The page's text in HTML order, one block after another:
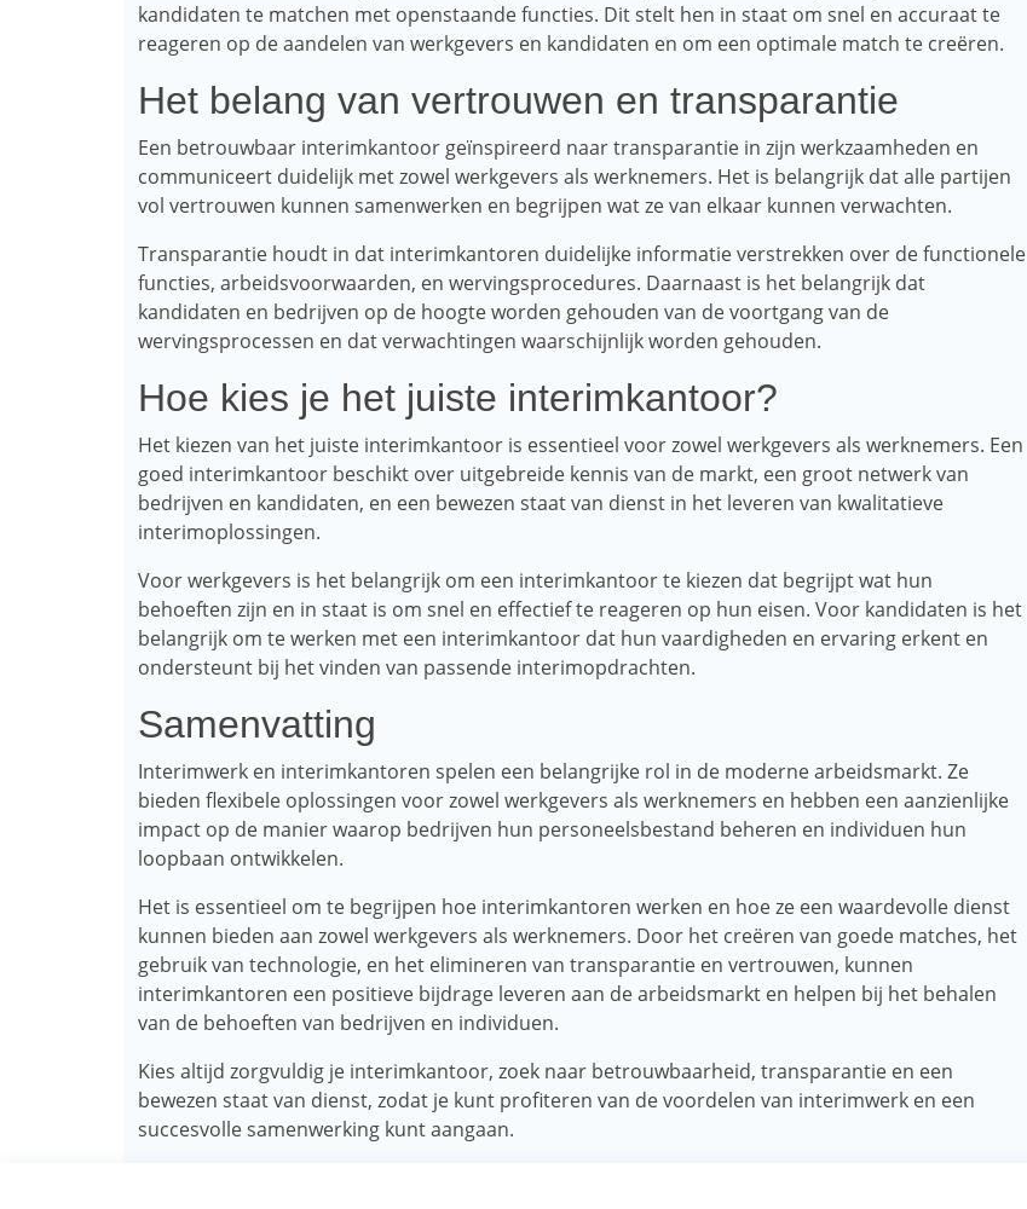
kandidaten te matchen met openstaande functies. Dit stelt hen in staat om snel en accuraat te
reageren op de aandelen van werkgevers en kandidaten en om een ​​optimale match te creëren.
Het belang van vertrouwen en transparantie
Een betrouwbaar interimkantoor geïnspireerd naar transparantie in zijn werkzaamheden en
communiceert duidelijk met zowel werkgevers als werknemers. Het is belangrijk dat alle partijen
vol vertrouwen kunnen samenwerken en begrijpen wat ze van elkaar kunnen verwachten.
Transparantie houdt in dat interimkantoren duidelijke informatie verstrekken over de functionele
functies, arbeidsvoorwaarden, en wervingsprocedures. Daarnaast is het belangrijk dat
kandidaten en bedrijven op de hoogte worden gehouden van de voortgang van de
wervingsprocessen en dat verwachtingen waarschijnlijk worden gehouden.
Hoe kies je het juiste interimkantoor?
Het kiezen van het juiste interimkantoor is essentieel voor zowel werkgevers als werknemers. Een
goed interimkantoor beschikt over uitgebreide kennis van de markt, een groot netwerk van
bedrijven en kandidaten, en een bewezen staat van dienst in het leveren van kwalitatieve
interimoplossingen.
Voor werkgevers is het belangrijk om een ​​interimkantoor te kiezen dat begrijpt wat hun
behoeften zijn en in staat is om snel en effectief te reageren op hun eisen. Voor kandidaten is het
belangrijk om te werken met een interimkantoor dat hun vaardigheden en ervaring erkent en
ondersteunt bij het vinden van passende interimopdrachten.
Samenvatting
Interimwerk en interimkantoren spelen een belangrijke rol in de moderne arbeidsmarkt. Ze
bieden flexibele oplossingen voor zowel werkgevers als werknemers en hebben een aanzienlijke
impact op de manier waarop bedrijven hun personeelsbestand beheren en individuen hun
loopbaan ontwikkelen.
Het is essentieel om te begrijpen hoe interimkantoren werken en hoe ze een waardevolle dienst
kunnen bieden aan zowel werkgevers als werknemers. Door het creëren van goede matches, het
gebruik van technologie, en het elimineren van transparantie en vertrouwen, kunnen
interimkantoren een positieve bijdrage leveren aan de arbeidsmarkt en helpen bij het behalen
van de behoeften van bedrijven en individuen.
Kies altijd zorgvuldig je interimkantoor, zoek naar betrouwbaarheid, transparantie en een
bewezen staat van dienst, zodat je kunt profiteren van de voordelen van interimwerk en een
succesvolle samenwerking kunt aangaan.